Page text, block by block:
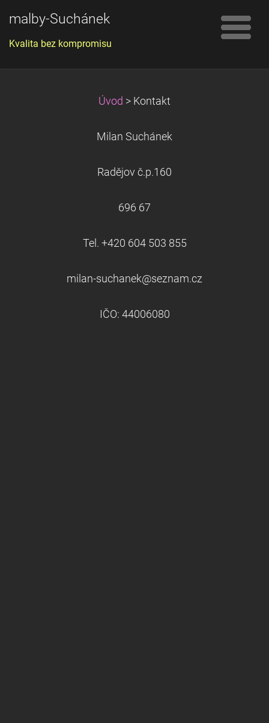
malby-Suchánek
Kvalita bez kompromisu
Úvod > Kontakt
Milan Suchánek
Radějov č.p.160
696 67
Tel. +420 604 503 855
milan-suchanek@seznam.cz
IČO: 44006080